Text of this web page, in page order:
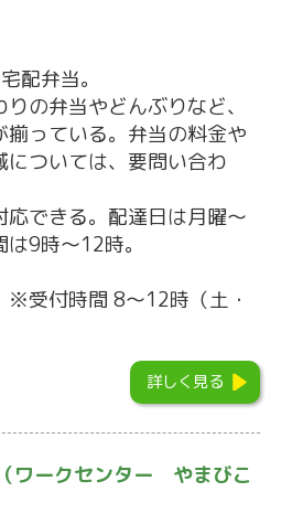
配弁当。
の弁当やどんぶりなど、
っている。弁当の料金や
については、要問い合わ
応できる。配達日は月曜～
9時～12時。
付時間 8～12時（土・
詳しく見る
ワークセンター やまびこ